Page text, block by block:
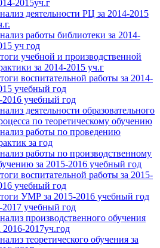
2015уч.г
деятельности РЦ за 2014-2015
работы библиотеки за 2014-
уч год
учебной и производственной
за 2014-2015 уч.г
воспитательной работы за 2014-
учебный год
2016 учебный год
деятельности образовательного
по теоретическому обучению
работы по проведению
за год
работы по производственному
за 2015-2016 учебный год
воспитательной работы за 2015-
учебный год
УМР за 2015-2016 учебный год
2017 учебный год
производственного обучения
2016-2017уч.год
теоретического обучения за